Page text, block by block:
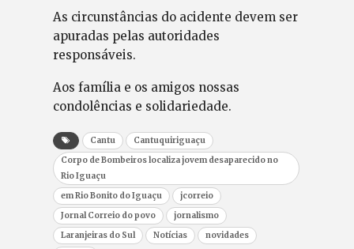
As circunstâncias do acidente devem ser
apuradas pelas autoridades
responsáveis.
Aos família e os amigos nossas
condolências e solidariedade.
Cantu
Cantuquiriguaçu
Corpo de Bombeiros localiza jovem desaparecido no
Rio Iguaçu
em Rio Bonito do Iguaçu
jcorreio
Jornal Correio do povo
jornalismo
Laranjeiras do Sul
Notícias
novidades